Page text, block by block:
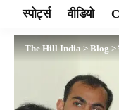
स्पोर्ट्स वीडियो
The Hill India>Blog>